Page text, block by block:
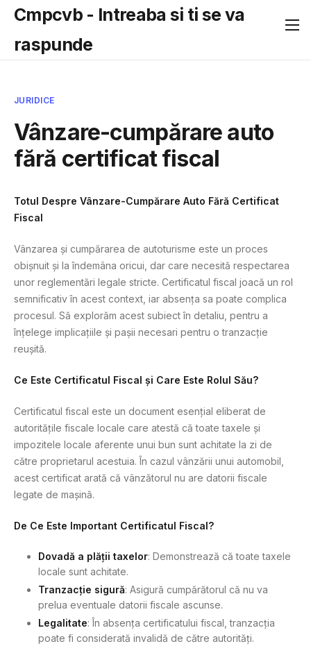
Cmpcvb - Intreaba si ti se va
raspunde
JURIDICE
Vânzare-cumpărare auto
fără certificat fiscal
Totul Despre Vânzare-Cumpărare Auto Fără Certificat
Fiscal
Vânzarea și cumpărarea de autoturisme este un proces
obișnuit și la îndemâna oricui, dar care necesită respectarea
unor reglementări legale stricte. Certificatul fiscal joacă un rol
semnificativ în acest context, iar absența sa poate complica
procesul. Să explorăm acest subiect în detaliu, pentru a
înțelege implicațiile și pașii necesari pentru o tranzacție
reușită.
Ce Este Certificatul Fiscal și Care Este Rolul Său?
Certificatul fiscal este un document esențial eliberat de
autoritățile fiscale locale care atestă că toate taxele și
impozitele locale aferente unui bun sunt achitate la zi de
către proprietarul acestuia. În cazul vânzării unui automobil,
acest certificat arată că vânzătorul nu are datorii fiscale
legate de mașină.
De Ce Este Important Certificatul Fiscal?
Dovadă a plății taxelor: Demonstrează că toate taxele
locale sunt achitate.
Tranzacție sigură: Asigură cumpărătorul că nu va
prelua eventuale datorii fiscale ascunse.
Legalitate: În absența certificatului fiscal, tranzacția
poate fi considerată invalidă de către autorități.